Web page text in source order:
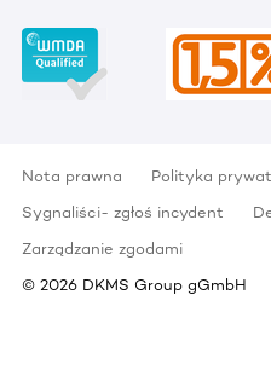
Nota prawna Polityka
Sygnaliści- zgłoś incydent
Zarządzanie zgodami
© 2026 DKMS Group gGmbH